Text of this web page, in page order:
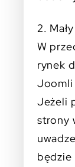
2.
W
rynek
Joomli
Jeżeli
strony